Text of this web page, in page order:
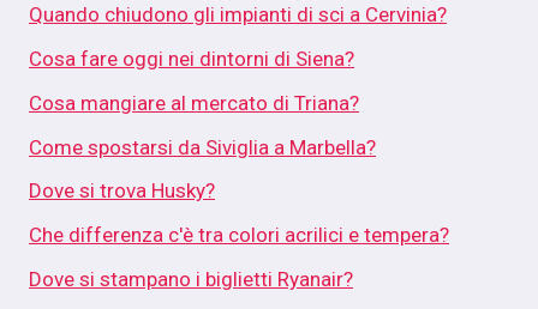
Quando chiudono gli impianti di sci a Cervinia?
Cosa fare oggi nei dintorni di Siena?
Cosa mangiare al mercato di Triana?
Come spostarsi da Siviglia a Marbella?
Dove si trova Husky?
Che differenza c'è tra colori acrilici e tempera?
Dove si stampano i biglietti Ryanair?